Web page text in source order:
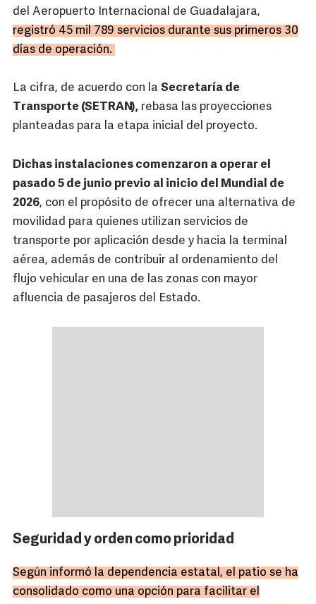
del Aeropuerto Internacional de Guadalajara,
registró 45 mil 789 servicios durante sus primeros 30
días de operación.
La cifra, de acuerdo con la Secretaría de
Transporte (SETRAN), rebasa las proyecciones
planteadas para la etapa inicial del proyecto.
Dichas instalaciones comenzaron a operar el
pasado 5 de junio previo al inicio del Mundial de
2026, con el propósito de ofrecer una alternativa de
movilidad para quienes utilizan servicios de
transporte por aplicación desde y hacia la terminal
aérea, además de contribuir al ordenamiento del
flujo vehicular en una de las zonas con mayor
afluencia de pasajeros del Estado.
Seguridad y orden como prioridad
Según informó la dependencia estatal, el patio se ha
consolidado como una opción para facilitar el